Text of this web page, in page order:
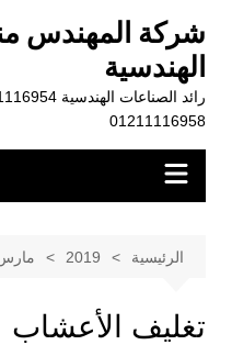
المحتوى
شركة المهندس
الهندسية
01211116958
الرئيسية 2019
تغليف الأعشاب